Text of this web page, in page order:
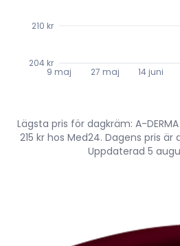
9 maj 27 maj 14 juni
204 kr
210 kr
Lägsta pris för dagkräm: A-
215 kr hos Med24. Dagens pris
Uppdaterad 5